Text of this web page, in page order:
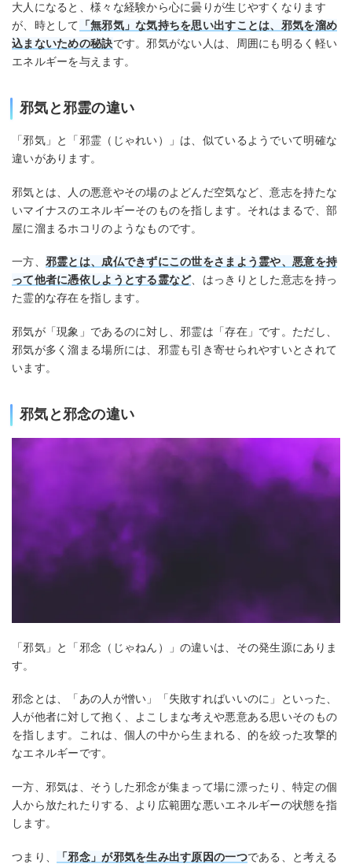
大人になると、様々な経験から心に曇りが生じやすくなります
が、時として
「無邪気」な気持ちを思い出すことは、邪気を溜め
込まないための秘訣です。邪気がない人は、周囲にも明るく軽い
エネルギーを与えます。
邪気と邪霊の違い
「邪気」と「邪霊（じゃれい）」は、似ているようでいて明確な
違いがあります。
邪気とは、人の悪意やその場のよどんだ空気など、意志を持たな
いマイナスのエネルギーそのものを指します。それはまるで、部
屋に溜まるホコリのようなものです。
一方、 邪霊とは、成仏できずにこの世をさまよう霊や、悪意を持
って他者に憑依しようとする霊など、はっきりとした意志を持っ
た霊的な存在を指します。
邪気が「現象」であるのに対し、邪霊は「存在」です。ただし、
邪気が多く溜まる場所には、邪霊も引き寄せられやすいとされて
います。
邪気と邪念の違い
「邪気」と「邪念（じゃねん）」の違いは、その発生源にありま
す。
邪念とは、「あの人が憎い」「失敗すればいいのに」といった、
人が他者に対して抱く、よこしまな考えや悪意ある思いそのもの
を指します。これは、個人の中から生まれる、的を絞った攻撃的
なエネルギーです。
一方、邪気は、そうした邪念が集まって場に漂ったり、特定の個
人から放たれたりする、より広範囲な悪いエネルギーの状態を指
します。
つまり、 「邪念」が邪気を生み出す原因の一つである、と考える